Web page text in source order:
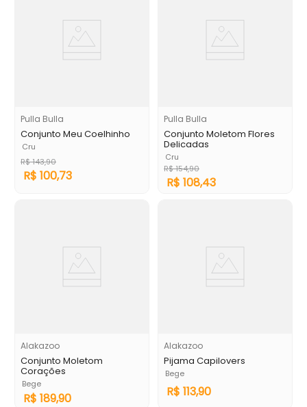
Pulla Bulla
Conjunto Meu Coelhinho
Cru
R$143,90
R$ 100,73
Pulla Bulla
Conjunto Moletom Flores
Delicadas
Cru
R$154,90
R$ 108,43
Alakazoo
Conjunto Moletom
Corações
Bege
R$ 189,90
Alakazoo
Pijama Capilovers
Bege
R$ 113,90